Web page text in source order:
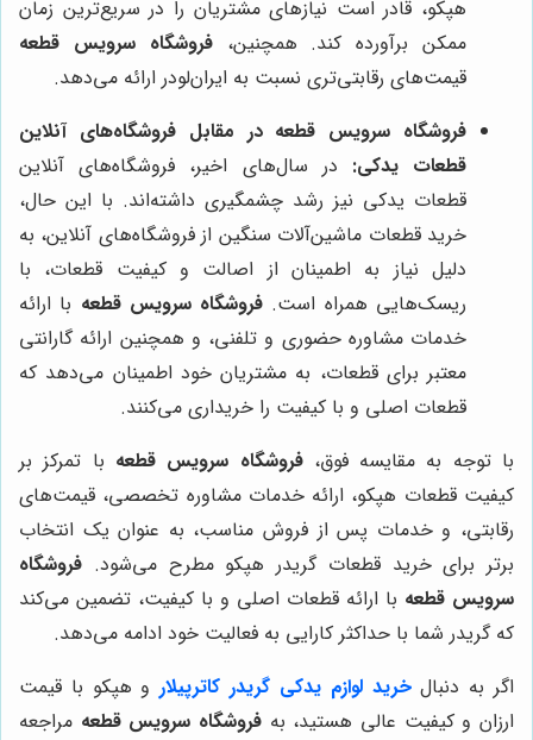
هپکو، قادر است نیازهای مشتریان را در سریع‌ترین زمان
ممکن برآورده کند. همچنین،فروشگاه سرویس قطعه
قیمت‌های رقابتی‌تری نسبت به ایران‌لودر ارائه می‌دهد.
فروشگاه سرویس قطعه در مقابل فروشگاه‌های آنلاین
قطعات یدکی: در سال‌های اخیر، فروشگاه‌های آنلاین
قطعات یدکی نیز رشد چشمگیری داشته‌اند. با این حال،
خرید قطعات ماشین‌آلات سنگین از فروشگاه‌های آنلاین، به
دلیل نیاز به اطمینان از اصالت و کیفیت قطعات، با
ریسک‌هایی همراه است. فروشگاه سرویس قطعه با ارائه
خدمات مشاوره حضوری و تلفنی، و همچنین ارائه گارانتی
معتبر برای قطعات، به مشتریان خود اطمینان می‌دهد که
قطعات اصلی و با کیفیت را خریداری می‌کنند.
با توجه به مقایسه فوق،فروشگاه سرویس قطعه با تمرکز بر
کیفیت قطعات هپکو، ارائه خدمات مشاوره تخصصی، قیمت‌های
رقابتی، و خدمات پس از فروش مناسب، به عنوان یک انتخاب
برتر برای خرید قطعات گریدر هپکو مطرح می‌شود. فروشگاه
سرویس قطعه با ارائه قطعات اصلی و با کیفیت، تضمین می‌کند
که گریدر شما با حداکثر کارایی به فعالیت خود ادامه می‌دهد.
اگر به دنبالخرید لوازم یدکی گریدر کاترپیلارو هپکو با قیمت
ارزان و کیفیت عالی هستید، به فروشگاه سرویس قطعه مراجعه